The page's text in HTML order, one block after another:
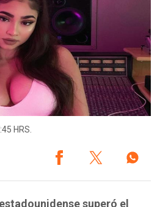
HRS.
superó el